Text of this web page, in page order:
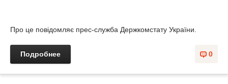
Про це повідомляє прес-служба Держкомстату України.
0
Подробнее